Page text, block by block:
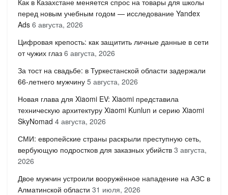
перед новым учебным годом — исследование Yandex
Ads 6 августа, 2026
Цифровая крепость: как защитить личные данные в сети
от чужих глаз 6 августа, 2026
За тост на свадьбе: в Туркестанской области задержали
66-летнего мужчину 5 августа, 2026
Новая глава для Xiaomi EV: Xiaomi представила
техническую архитектуру Xiaomi Kunlun и серию Xiaomi
SkyNomad 4 августа, 2026
СМИ: европейские страны раскрыли преступную сеть,
вербующую подростков для заказных убийств 3 августа,
2026
Двое мужчин устроили вооружённое нападение на АЗС в
Алматинской области 31 июля, 2026